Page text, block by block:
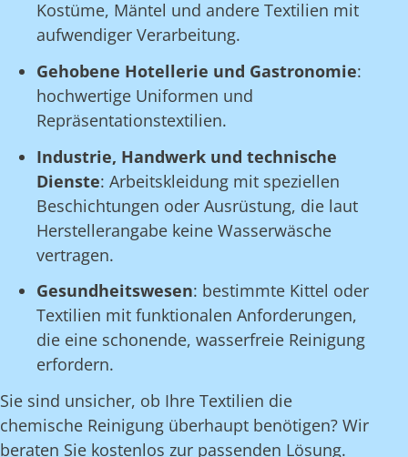
Kostüme, Mäntel und andere Textilien mit
aufwendiger Verarbeitung.
Gehobene Hotellerie und Gastronomie:
hochwertige Uniformen und
Repräsentationstextilien.
Industrie, Handwerk und technische
Dienste: Arbeitskleidung mit speziellen
Beschichtungen oder Ausrüstung, die laut
Herstellerangabe keine Wasserwäsche
vertragen.
Gesundheitswesen: bestimmte Kittel oder
Textilien mit funktionalen Anforderungen,
die eine schonende, wasserfreie Reinigung
erfordern.
Sie sind unsicher, ob Ihre Textilien die
chemische Reinigung überhaupt benötigen? Wir
beraten Sie kostenlos zur passenden Lösung.